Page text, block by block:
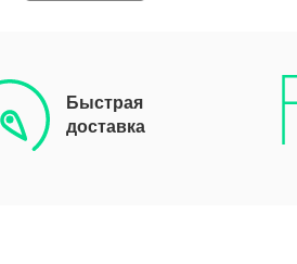
Быстрая
доставка